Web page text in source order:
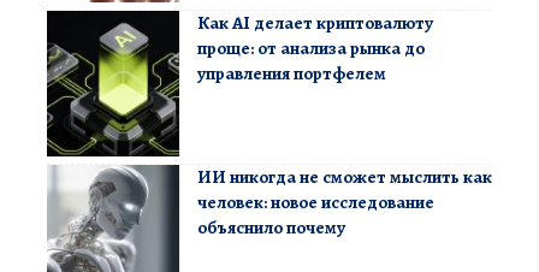
Как AI делает криптовалюту
проще: от анализа рынка до
управления портфелем
ИИ никогда не сможет мыслить как
человек: новое исследование
объяснило почему